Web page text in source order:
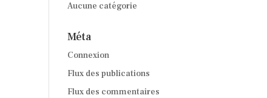
Aucune catégorie
Méta
Connexion
Flux des publications
Flux des commentaires